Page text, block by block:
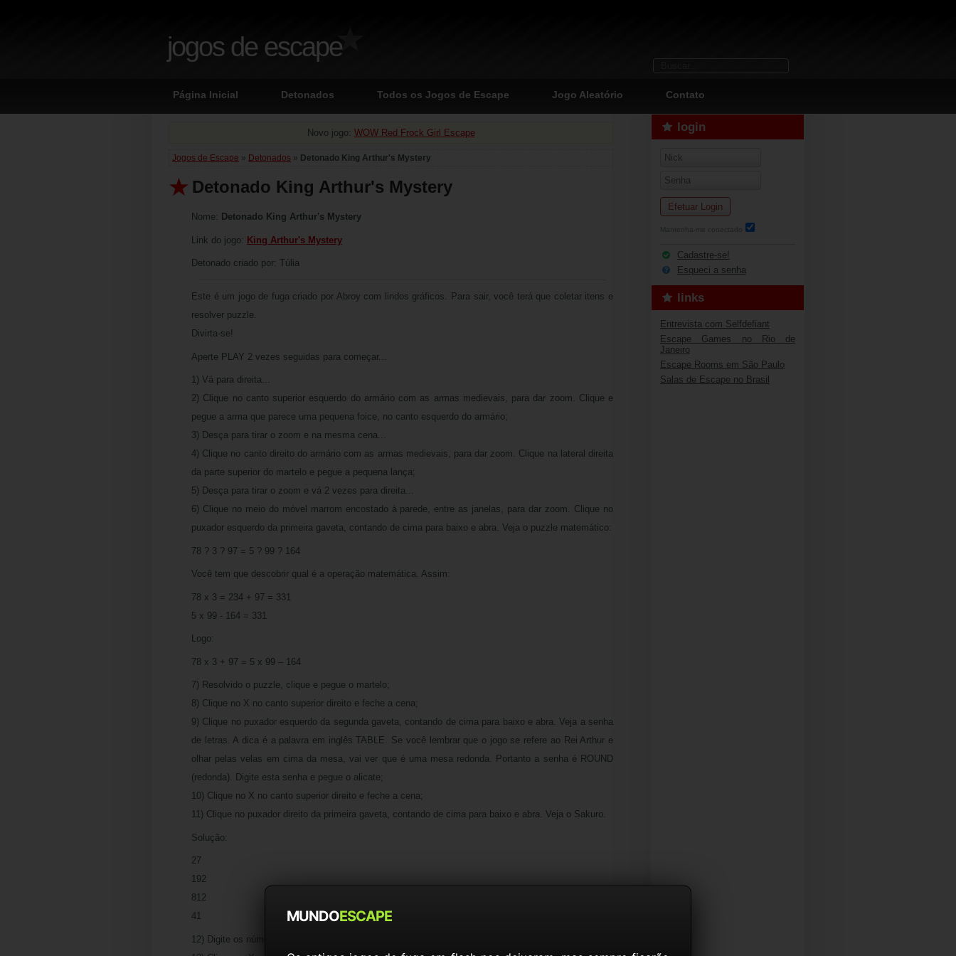
jogos de escape
Página Inicial Detonados Todos os Jogos de Escape Jogo Aleatório Contato
MUNDOESCAPE
Novo jogo: WOW Red Frock Girl Escape
Jogos de Escape » Detonados » Detonado King Arthur's Mystery
Detonado King Arthur's Mystery
Nome: Detonado King Arthur's Mystery
Link do jogo: King Arthur's Mystery
Detonado criado por: Túlia
Este é um jogo de fuga criado por Abroy com lindos gráficos. Para sair, você terá que coletar itens e
resolver puzzle.
Divirta-se!
Aperte PLAY 2 vezes seguidas para começar...
1) Vá para direita...
2) Clique no canto superior esquerdo do armário com as armas medievais, para dar zoom. Clique e
pegue a arma que parece uma pequena foice, no canto esquerdo do armário;
3) Desça para tirar o zoom e na mesma cena...
4) Clique no canto direito do armário com as armas medievais, para dar zoom. Clique na lateral direita
da parte superior do martelo e pegue a pequena lança;
5) Desça para tirar o zoom e vá 2 vezes para direita...
6) Clique no meio do móvel marrom encostado à parede, entre as janelas, para dar zoom. Clique no
puxador esquerdo da primeira gaveta, contando de cima para baixo e abra. Veja o puzzle matemático:
78 ? 3 ? 97 = 5 ? 99 ? 164
Você tem que descobrir qual é a operação matemática. Assim:
78 x 3 = 234 + 97 = 331
5 x 99 - 164 = 331
Logo:
78 x 3 + 97 = 5 x 99 – 164
7) Resolvido o puzzle, clique e pegue o martelo;
8) Clique no X no canto superior direito e feche a cena;
9) Clique no puxador esquerdo da segunda gaveta, contando de cima para baixo e abra. Veja a senha
de letras. A dica é a palavra em inglês TABLE. Se você lembrar que o jogo se refere ao Rei Arthur e
olhar pelas velas em cima da mesa, vai ver que é uma mesa redonda. Portanto a senha é ROUND
(redonda). Digite esta senha e pegue o alicate;
10) Clique no X no canto superior direito e feche a cena;
11) Clique no puxador direito da primeira gaveta, contando de cima para baixo e abra. Veja o Sakuro.
Solução:
27
192
812
41
12) Digite os números acima e pegue o primeiro punhal;
login
Efetuar Login
Mantenha-me conectado
Cadastre-se!
Esqueci a senha
links
Entrevista com Selfdefiant
Escape Games no Rio de
Janeiro
Escape Rooms em São Paulo
Salas de Escape no Brasil